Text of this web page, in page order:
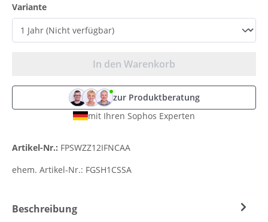
Varianteauswählen
In den Warenkorb
zur Produktberatung
mit Ihren Sophos Experten
Artikel-Nr.: FPSWZZ12IFNCAA
ehem. Artikel-Nr.: FGSH1CSSA
Beschreibung